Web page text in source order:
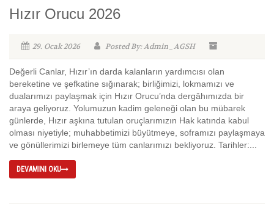
Hızır Orucu 2026
29. Ocak 2026 Posted By: Admin_AGSH
Değerli Canlar, Hızır’ın darda kalanların yardımcısı olan
bereketine ve şefkatine sığınarak; birliğimizi, lokmamızı ve
dualarımızı paylaşmak için Hızır Orucu’nda dergâhımızda bir
araya geliyoruz. Yolumuzun kadim geleneği olan bu mübarek
günlerde, Hızır aşkına tutulan oruçlarımızın Hak katında kabul
olması niyetiyle; muhabbetimizi büyütmeye, soframızı paylaşmaya
ve gönüllerimizi birlemeye tüm canlarımızı bekliyoruz. Tarihler:...
DEVAMINI OKU